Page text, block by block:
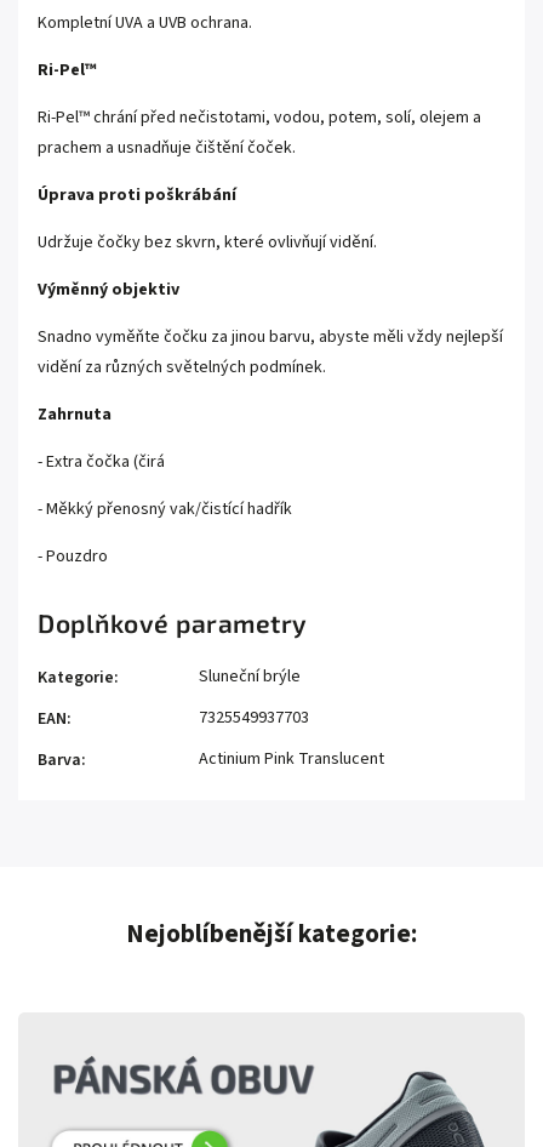
Kompletní UVA a UVB ochrana.
Ri-Pel™
Ri-Pel™ chrání před nečistotami, vodou, potem, solí, olejem a
prachem a usnadňuje čištění čoček.
Úprava proti poškrábání
Udržuje čočky bez skvrn, které ovlivňují vidění.
Výměnný objektiv
Snadno vyměňte čočku za jinou barvu, abyste měli vždy nejlepší
vidění za různých světelných podmínek.
Zahrnuta
- Extra čočka (čirá
- Měkký přenosný vak/čistící hadřík
- Pouzdro
Doplňkové parametry
Kategorie:
Sluneční brýle
EAN:
7325549937703
Barva: Actinium Pink Translucent
Nejoblíbenější kategorie: